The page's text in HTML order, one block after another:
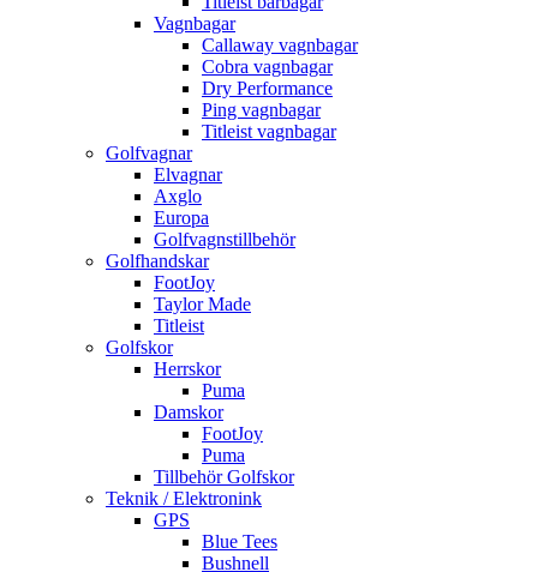
Vagnbagar
Callaway vagnbagar
Cobra vagnbagar
Dry Performance
Ping vagnbagar
Titleist vagnbagar
Golfvagnar
Elvagnar
Axglo
Europa
Golfvagnstillbehör
Golfhandskar
FootJoy
Taylor Made
Titleist
Golfskor
Herrskor
Puma
Damskor
FootJoy
Puma
Tillbehör Golfskor
Teknik / Elektronink
GPS
Blue Tees
Bushnell